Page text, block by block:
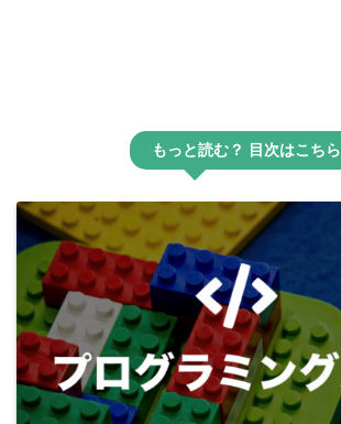
もっと読む？ 目次はこちら